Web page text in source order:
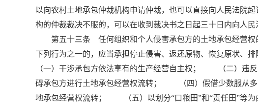
以向农村土地承包仲裁机构申请仲裁，也可以直接向人民法
构的仲裁裁决不服的，可以在收到裁决书之日起三十日内向人
第五十三条 任何组织和个人侵害承包方的土地承包经营
下列行为之一的，应当承担停止侵害、返还原物、恢复原状
（一）干涉承包方依法享有的生产经营自主权； （二）违
碍承包方进行土地承包经营权流转； （四）假借少数服从多
地承包经营权流转； （五）以划分“口粮田”和“责任田”等